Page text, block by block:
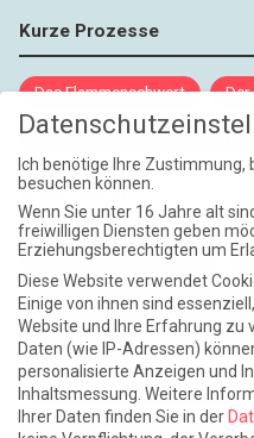
Kurze Prozesse
Das Flammenschwert Der
NIEMALS UND AUCH DANN
Weite Reisen
Atlantische Turbulenzen
Die Zeit der Ringelblumen ist
Fast am Ziel Frühling in
Leben lernen / Ein Versuch
Triple-Edinburgher mit Ketchup
Ich benötige Ihre
besuchen können.
Wenn Sie unter 16 Jahre alt
freiwilligen Diensten geben
Erziehungsberechtigten um
Diese Website verwendet
Einige von ihnen sind
Website und Ihre Erfahrung zu
Daten (wie IP-Adressen)
personalisierte Anzeigen und
Inhaltsmessung. Weitere
Ihrer Daten finden Sie in der